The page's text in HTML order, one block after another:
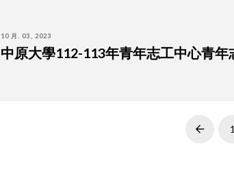
10 月. 03, 2023
中原大學112-113年青年志工中心青年
Prev 1